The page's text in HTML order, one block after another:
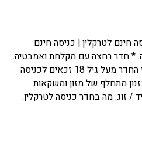
חינם לטרקלין | כניסה חינם
* חדר רחצה עם מקלחת ואמבטיה.
* ממוקם בקומות 3+5. * אורחי החדר מעל גיל 18 זכאים לכניסה
מתחלף של מזון ומשקאות
/ זוג. מה בחדר כניסה לטרקלין.